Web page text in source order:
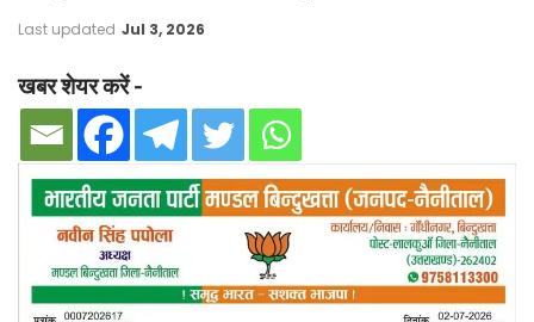
Last updated Jul 3, 2026
खबर शेयर करें -